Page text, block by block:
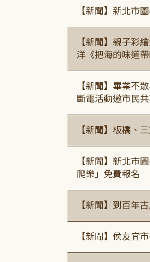
【新聞】新北市
【新聞】親子彩
洋《把海的味道帶
【新聞】畢業不
斷電活動邀市民共
【新聞】板橋、
【新聞】新北市
爬樂」免費報名
【新聞】到百年
【新聞】侯友宜